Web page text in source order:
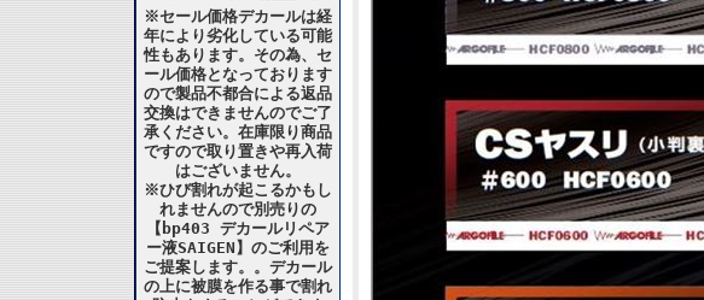
※セール価格デカールは経
年により劣化している可能
性もあります。その為、セ
ール価格となっております
ので製品不都合による返品
交換はできませんのでご了
承ください。在庫限り商品
ですので取り置きや再入荷
はございません。
※ひび割れが起こるかもし
れませんので別売りの
【bp403 デカールリペア
ー液SAIGEN】のご利用を
ご提案します。。デカール
の上に被膜を作る事で割れ